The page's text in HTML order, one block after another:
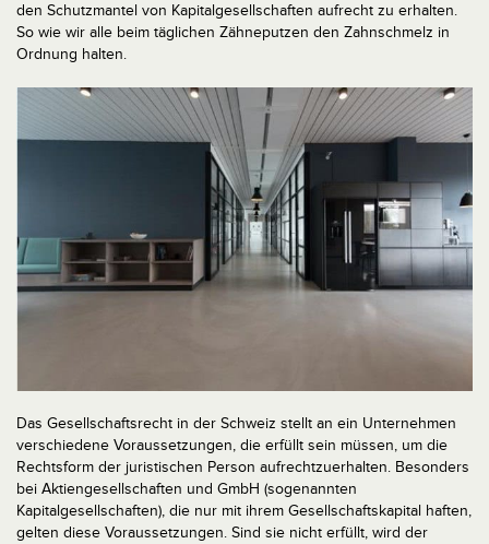
den Schutzmantel von Kapitalgesellschaften aufrecht zu erhalten.
So wie wir alle beim täglichen Zähneputzen den Zahnschmelz in
Ordnung halten.
Das Gesellschaftsrecht in der Schweiz stellt an ein Unternehmen
verschiedene Voraussetzungen, die erfüllt sein müssen, um die
Rechtsform der juristischen Person aufrechtzuerhalten. Besonders
bei Aktiengesellschaften und GmbH (sogenannten
Kapitalgesellschaften), die nur mit ihrem Gesellschaftskapital haften,
gelten diese Voraussetzungen. Sind sie nicht erfüllt, wird der